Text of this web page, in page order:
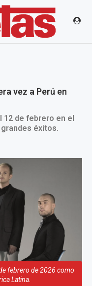
vez a Perú en
12 de febrero en el
éxitos.
febrero de 2026 como
Latina.